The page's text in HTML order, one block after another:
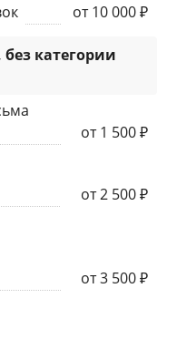
от 10 000 ₽
категории
от 1 500 ₽
от 2 500 ₽
от 3 500 ₽